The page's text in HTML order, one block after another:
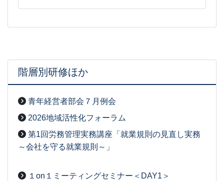
階層別研修ほか
青年経営者部会７月例会
2026地域活性化フォーラム
第1回労務管理実務講座「就業規則の見直し実務
～会社を守る就業規則～」
１on１ミーティングセミナー＜DAY1＞